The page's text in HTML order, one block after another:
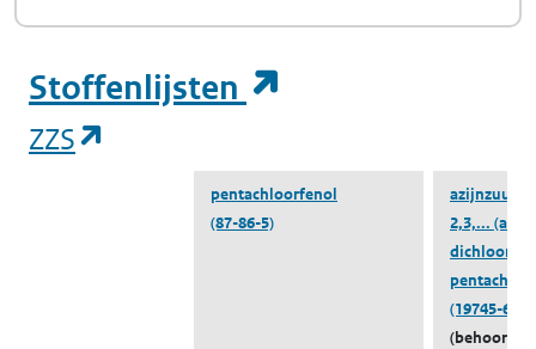
Stoffenlijsten
ZZS
pentachloorfenol
(87-86-5)
azijnzuur,
2,3,...
dichloor-,
(19745-69-
(behoort